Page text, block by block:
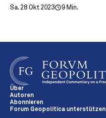
Sa. 28 Okt 2023 9 Min.
Über
Autoren
Abonnieren
Forum Geopolitica unterstützen